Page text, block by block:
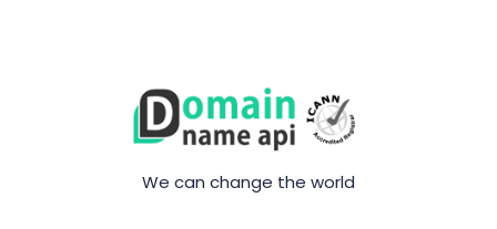
We can change the world